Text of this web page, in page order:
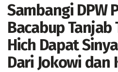
Sambangi DPW
Bacabup
Hich Dapat
Dari Jokowi dan